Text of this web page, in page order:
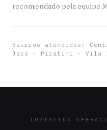
recomendado pela equipe
Bairros atendidos:
Jacó · Piratini · Vila
LOGÍSTICA